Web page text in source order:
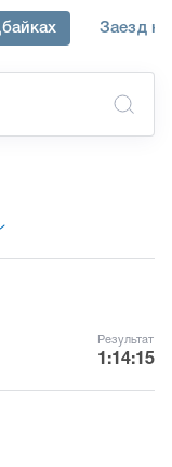
Заезд
Результат
1:14:15